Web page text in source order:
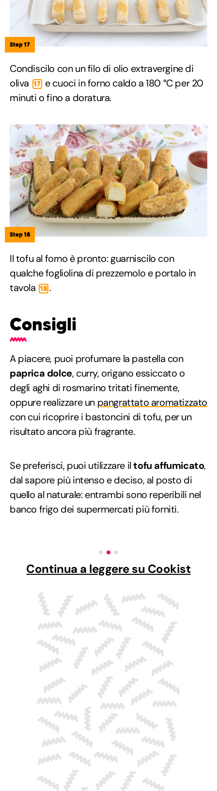
Step 17
Condiscilo con un filo di olio extravergine di
oliva 17 e cuoci in forno caldo a 180 °C per 20
minuti o fino a doratura.
Step 18
Il tofu al forno è pronto: guarniscilo con
qualche fogliolina di prezzemolo e portalo in
tavola 18 .
Consigli
A piacere, puoi profumare la pastella con
paprica dolce, curry, origano essiccato o
degli aghi di rosmarino tritati finemente,
oppure realizzare un pangrattato aromatizzato
con cui ricoprire i bastoncini di tofu, per un
risultato ancora più fragrante.
Se preferisci, puoi utilizzare iltofu affumicato,
dal sapore più intenso e deciso, al posto di
quello al naturale: entrambi sono reperibili nel
banco frigo dei supermercati più forniti.
Continua a leggere su Cookist